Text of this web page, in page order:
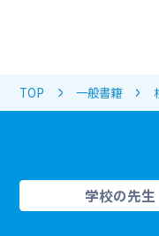
TOP 一般書籍
学校の先